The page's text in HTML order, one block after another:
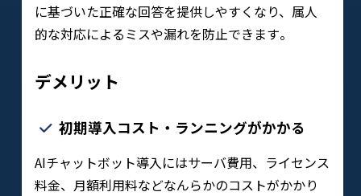
に基づいた正確な回答を提供しやすくなり、属人
的な対応によるミスや漏れを防止できます​。
デメリット
初期導入コスト・ランニングがかかる
AIチャットボット導入にはサーバ費用、ライセンス
料金、月額利用料などなんらかのコストがかかり